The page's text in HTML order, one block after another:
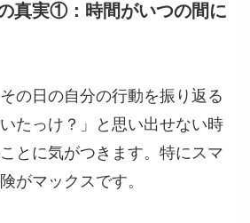
真実①：時間がいつの間に
の日の自分の行動を振り返る
たっけ？」と思い出せない時
とに気がつきます。特にスマ
がマックスです。